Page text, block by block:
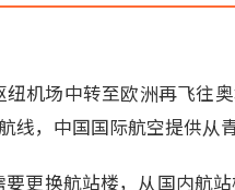
机场中转至欧洲再飞往
，中国国际航空提供从
更换航站楼，从国内航